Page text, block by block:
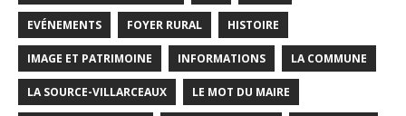
EVÉNEMENTS FOYER RURAL HISTOIRE
IMAGE ET PATRIMOINE INFORMATIONS LA COMMUNE
LA SOURCE-VILLARCEAUX LE MOT DU MAIRE